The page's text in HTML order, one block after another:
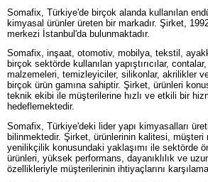
Somafix, Türkiye'de birçok alanda kullanılan
kimyasal ürünler üreten bir markadır. Şirket,
merkezi İstanbul'da bulunmaktadır.
Somafix, inşaat, otomotiv, mobilya, tekstil,
birçok sektörde kullanılan yapıştırıcılar, contalar,
malzemeleri, temizleyiciler, silikonlar, akrilikler
birçok ürün gamına sahiptir. Şirket, ürünleri
teknik ekibi ile müşterilerine hızlı ve etkili bir
hedeflemektedir.
Somafix, Türkiye'deki lider yapı kimyasalları
bilinmektedir. Şirket, ürünlerinin kalitesi, müşteri
yenilikçilik konusundaki yaklaşımı ile sektörde
ürünleri, yüksek performans, dayanıklılık ve
özellikleriyle müşterilerinin ihtiyaçlarını